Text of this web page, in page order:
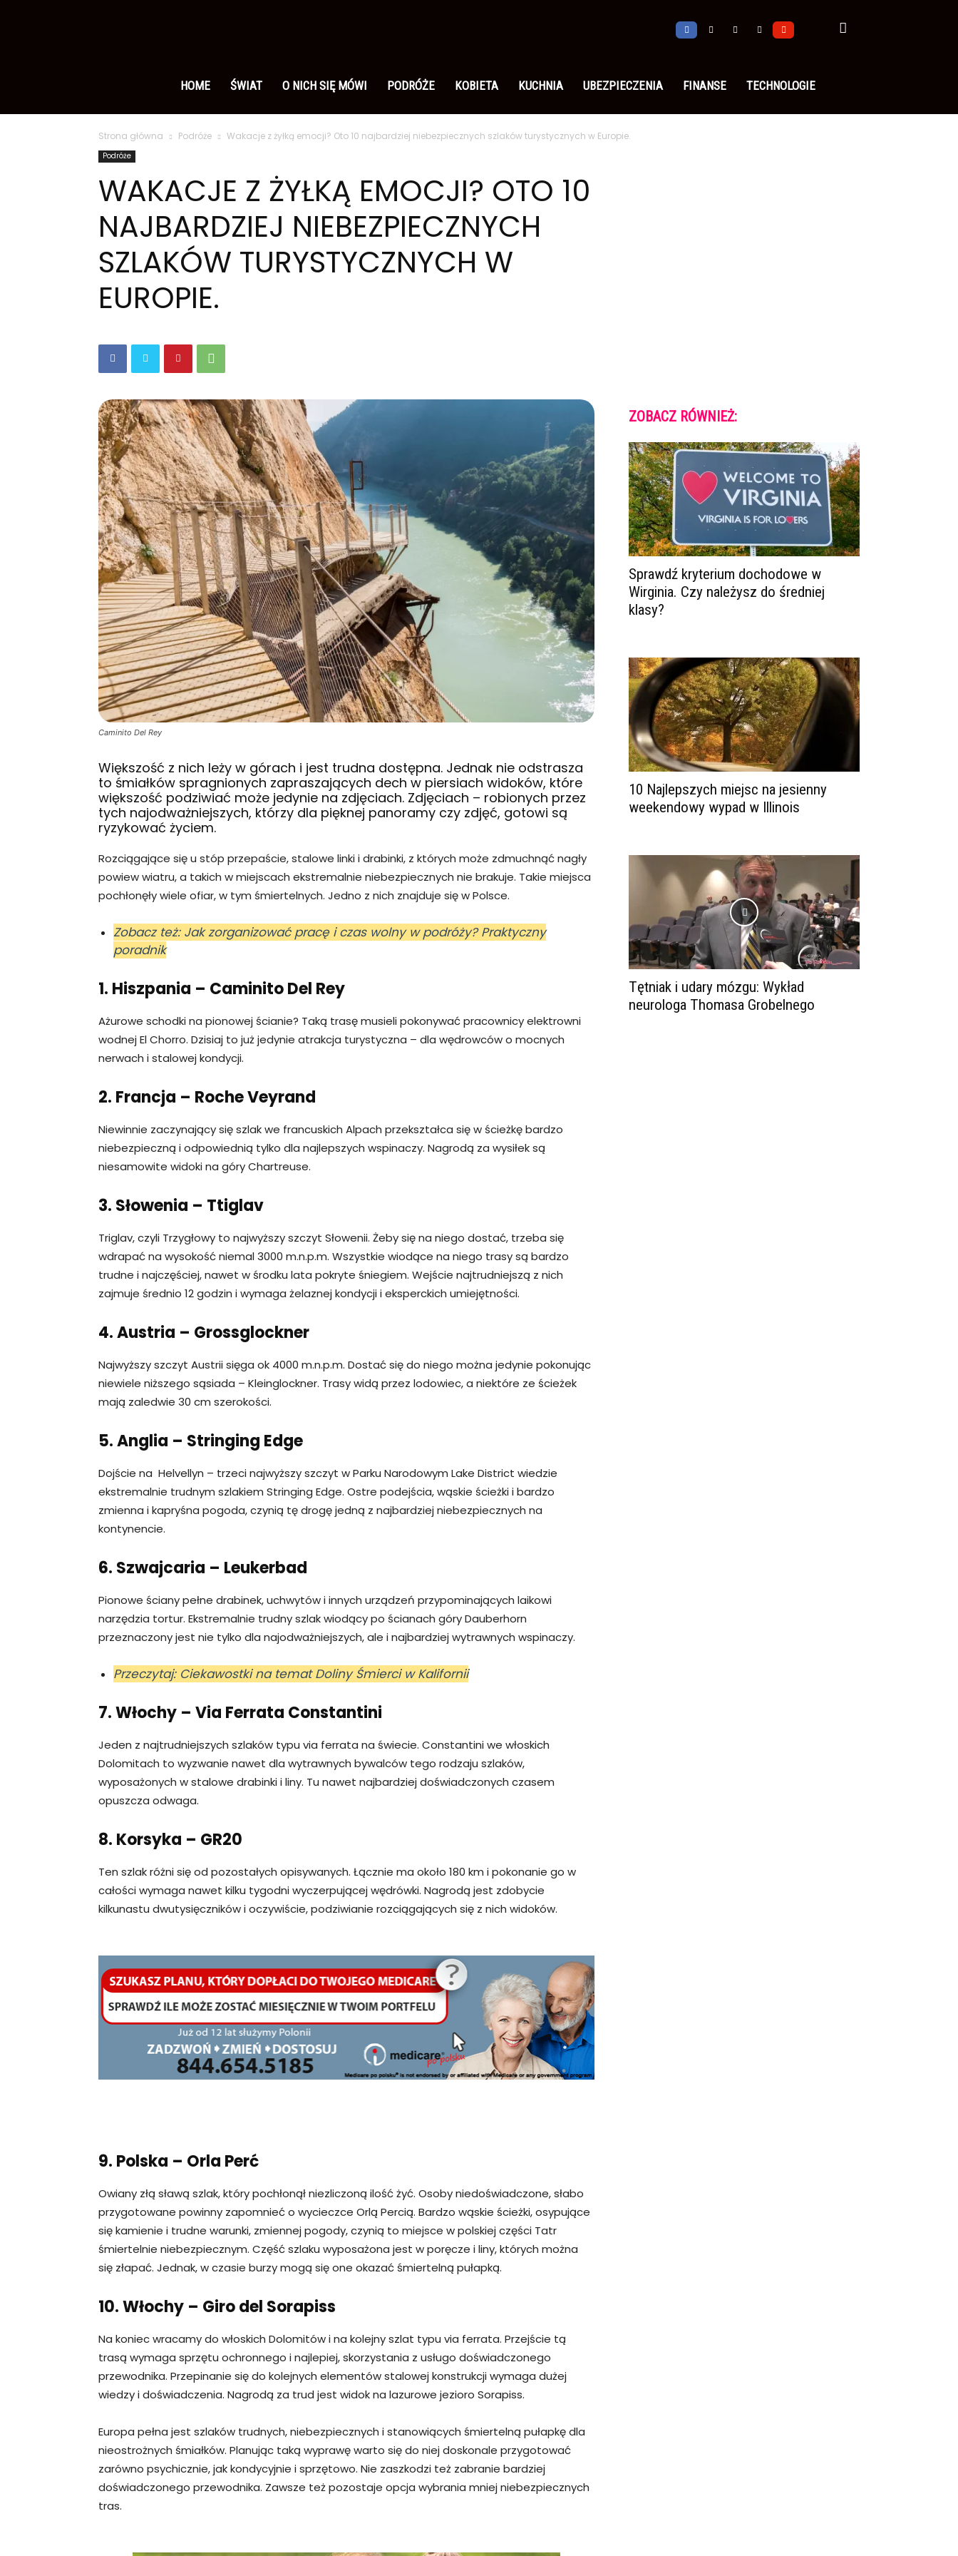
polsku
HOME ŚWIAT O NICH SIĘ MÓWI PODRÓŻE KOBIETA KUCHNIA UBEZPIECZENIA FINANSE TECHNOLOGIE
Strona główna Podróże Wakacje z żyłką emocji? Oto 10 najbardziej niebezpiecznych szlaków turystycznych w Europie.
Podróże
WAKACJE Z ŻYŁKĄ EMOCJI? OTO 10
NAJBARDZIEJ NIEBEZPIECZNYCH
SZLAKÓW TURYSTYCZNYCH W
EUROPIE.
Caminito Del Rey
Większość z nich leży w górach i jest trudna dostępna. Jednak nie odstrasza
to śmiałków spragnionych zapraszających dech w piersiach widoków, które
większość podziwiać może jedynie na zdjęciach. Zdjęciach – robionych przez
tych najodważniejszych, którzy dla pięknej panoramy czy zdjęć, gotowi są
ryzykować życiem.
Rozciągające się u stóp przepaście, stalowe linki i drabinki, z których może zdmuchnąć nagły
powiew wiatru, a takich w miejscach ekstremalnie niebezpiecznych nie brakuje. Takie miejsca
pochłonęły wiele ofiar, w tym śmiertelnych. Jedno z nich znajduje się w Polsce.
Zobacz też: Jak zorganizować pracę i czas wolny w podróży? Praktyczny
poradnik
1. Hiszpania – Caminito Del Rey
Ażurowe schodki na pionowej ścianie? Taką trasę musieli pokonywać pracownicy elektrowni
wodnej El Chorro. Dzisiaj to już jedynie atrakcja turystyczna – dla wędrowców o mocnych
nerwach i stalowej kondycji.
2. Francja – Roche Veyrand
Niewinnie zaczynający się szlak we francuskich Alpach przekształca się w ścieżkę bardzo
niebezpieczną i odpowiednią tylko dla najlepszych wspinaczy. Nagrodą za wysiłek są
niesamowite widoki na góry Chartreuse.
3. Słowenia – Ttiglav
Triglav, czyli Trzygłowy to najwyższy szczyt Słowenii. Żeby się na niego dostać, trzeba się
wdrapać na wysokość niemal 3000 m.n.p.m. Wszystkie wiodące na niego trasy są bardzo
trudne i najczęściej, nawet w środku lata pokryte śniegiem. Wejście najtrudniejszą z nich
zajmuje średnio 12 godzin i wymaga żelaznej kondycji i eksperckich umiejętności.
4. Austria – Grossglockner
Najwyższy szczyt Austrii sięga ok 4000 m.n.p.m. Dostać się do niego można jedynie pokonując
niewiele niższego sąsiada – Kleinglockner. Trasy widą przez lodowiec, a niektóre ze ścieżek
mają zaledwie 30 cm szerokości.
5. Anglia – Stringing Edge
Dojście na Helvellyn – trzeci najwyższy szczyt w Parku Narodowym Lake District wiedzie
ekstremalnie trudnym szlakiem Stringing Edge. Ostre podejścia, wąskie ścieżki i bardzo
zmienna i kapryśna pogoda, czynią tę drogę jedną z najbardziej niebezpiecznych na
kontynencie.
6. Szwajcaria – Leukerbad
Pionowe ściany pełne drabinek, uchwytów i innych urządzeń przypominających laikowi
narzędzia tortur. Ekstremalnie trudny szlak wiodący po ścianach góry Dauberhorn
przeznaczony jest nie tylko dla najodważniejszych, ale i najbardziej wytrawnych wspinaczy.
Przeczytaj: Ciekawostki na temat Doliny Śmierci w Kalifornii
7. Włochy – Via Ferrata Constantini
Jeden z najtrudniejszych szlaków typu via ferrata na świecie. Constantini we włoskich
Dolomitach to wyzwanie nawet dla wytrawnych bywalców tego rodzaju szlaków,
wyposażonych w stalowe drabinki i liny. Tu nawet najbardziej doświadczonych czasem
opuszcza odwaga.
8. Korsyka – GR20
Ten szlak różni się od pozostałych opisywanych. Łącznie ma około 180 km i pokonanie go w
całości wymaga nawet kilku tygodni wyczerpującej wędrówki. Nagrodą jest zdobycie
kilkunastu dwutysięczników i oczywiście, podziwianie rozciągających się z nich widoków.
9. Polska – Orla Perć
Owiany złą sławą szlak, który pochłonął niezliczoną ilość żyć. Osoby niedoświadczone, słabo
przygotowane powinny zapomnieć o wycieczce Orlą Percią. Bardzo wąskie ścieżki, osypujące
się kamienie i trudne warunki, zmiennej pogody, czynią to miejsce w polskiej części Tatr
śmiertelnie niebezpiecznym. Część szlaku wyposażona jest w poręcze i liny, których można
się złapać. Jednak, w czasie burzy mogą się one okazać śmiertelną pułapką.
10. Włochy – Giro del Sorapiss
Na koniec wracamy do włoskich Dolomitów i na kolejny szlat typu via ferrata. Przejście tą
trasą wymaga sprzętu ochronnego i najlepiej, skorzystania z usługo doświadczonego
przewodnika. Przepinanie się do kolejnych elementów stalowej konstrukcji wymaga dużej
wiedzy i doświadczenia. Nagrodą za trud jest widok na lazurowe jezioro Sorapiss.
Europa pełna jest szlaków trudnych, niebezpiecznych i stanowiących śmiertelną pułapkę dla
nieostrożnych śmiałków. Planując taką wyprawę warto się do niej doskonale przygotować
zarówno psychicznie, jak kondycyjnie i sprzętowo. Nie zaszkodzi też zabranie bardziej
doświadczonego przewodnika. Zawsze też pozostaje opcja wybrania mniej niebezpiecznych
tras.
ZOBACZ RÓWNIEŻ:
Sprawdź kryterium dochodowe w
Wirginia. Czy należysz do średniej
klasy?
10 Najlepszych miejsc na jesienny
weekendowy wypad w Illinois
Tętniak i udary mózgu: Wykład
neurologa Thomasa Grobelnego